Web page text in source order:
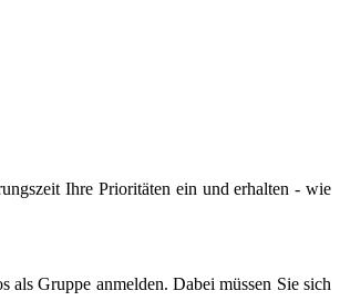
Ihre Prioritäten ein und erhalten - wie
Gruppe anmelden. Dabei müssen Sie sich